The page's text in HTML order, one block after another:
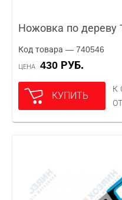
Ножовка по дереву
Код товара — 740546
ЦЕНА 430 РУБ.
КУПИТЬ
К